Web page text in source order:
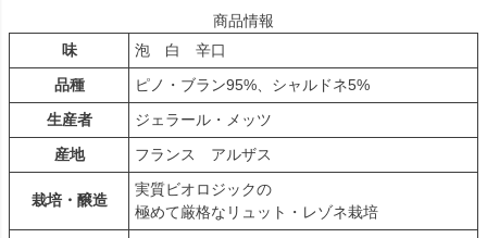
商品情報
味
泡 白 辛口
品種
ピノ・ブラン95%、シャルドネ5%
生産者
ジェラール・メッツ
産地
フランス アルザス
栽培・醸造
実質ビオロジックの
極めて厳格なリュット・レゾネ栽培